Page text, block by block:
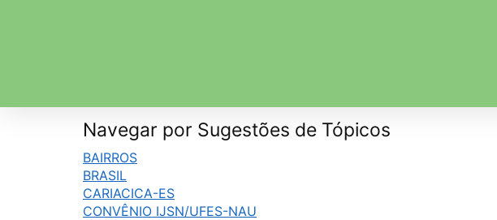
Navegar por Sugestões de Tópicos
BAIRROS
BRASIL
CARIACICA-ES
CONVÊNIO IJSN/UFES-NAU